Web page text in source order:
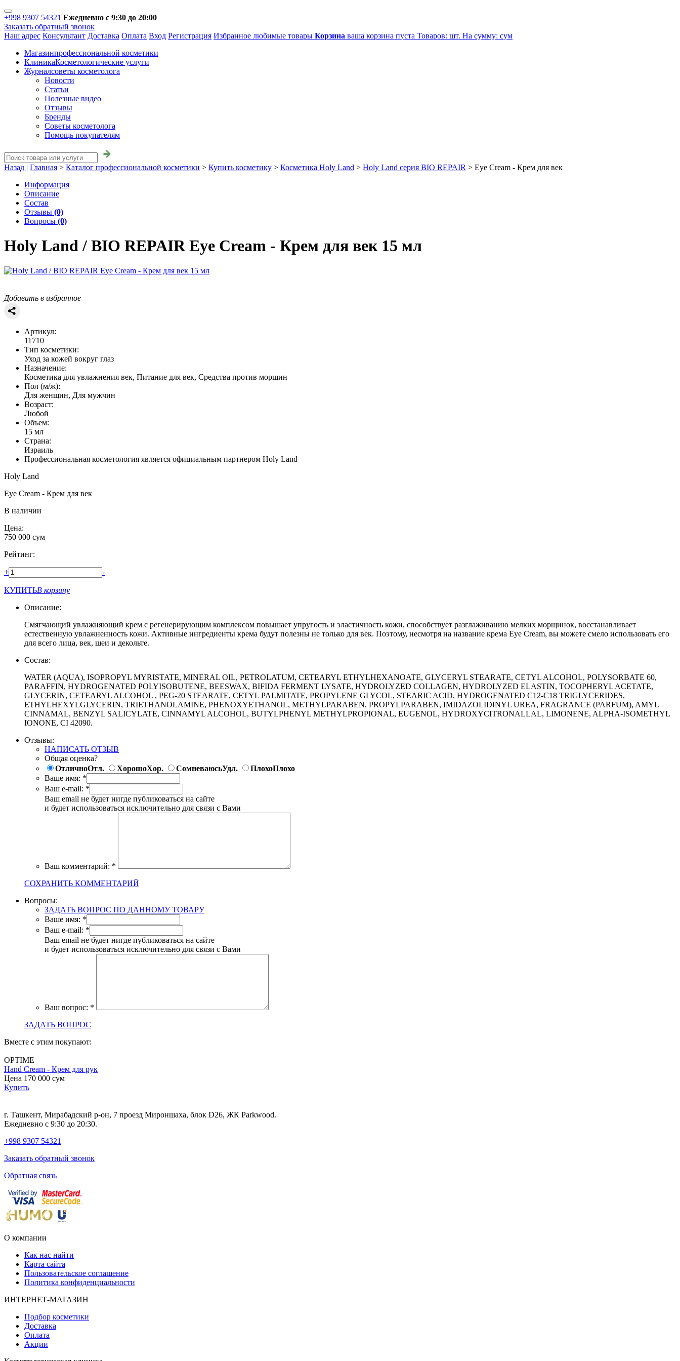
+998 9307 54321 Ежедневно с 9:30 до 20:00
Заказать обратный звонок
Наш адрес Консультант Доставка Оплата Вход Регистрация Избранное любимые товары Корзина ваша корзина пуста Товаров: шт. На сумму: сум
Магазинпрофессиональной косметики
КлиникаКосметологические услуги
Журналсоветы косметолога
Новости
Статьи
Полезные видео
Отзывы
Бренды
Советы косметолога
Помощь покупателям
Назад | Главная > Каталог профессиональной косметики > Купить косметику > Косметика Holy Land > Holy Land серия BIO REPAIR > Eye Cream - Крем для век
Информация
Описание
Состав
Отзывы (0)
Вопросы (0)
Holy Land / BIO REPAIREye Cream - Крем для век 15 мл
Добавить в избранное
Артикул:
11710
Тип косметики:
Уход за кожей вокруг глаз
Назначение:
Косметика для увлажнения век, Питание для век, Средства против морщин
Пол (м/ж):
Для женщин, Для мужчин
Возраст:
Любой
Объем:
15 мл
Страна:
Израиль
Профессиональная косметология является официальным партнером Holy Land
Holy Land
Eye Cream - Крем для век
В наличии
Цена:
750 000 сум
Рейтинг:
+ -
КУПИТЬВ корзину
Описание:
Смягчающий увлажняющий крем с регенерирующим комплексом повышает упругость и эластичность кожи, способствует разглаживанию мелких морщинок, восстанавливает
естественную увлажненность кожи. Активные ингредиенты крема будут полезны не только для век. Поэтому, несмотря на название крема Eye Cream, вы можете смело использовать его
для всего лица, век, шеи и декольте.
Состав:
WATER (AQUA), ISOPROPYL MYRISTATE, MINERAL OIL, PETROLATUM, CETEARYL ETHYLHEXANOATE, GLYCERYL STEARATE, CETYL ALCOHOL, POLYSORBATE 60,
PARAFFIN, HYDROGENATED POLYISOBUTENE, BEESWAX, BIFIDA FERMENT LYSATE, HYDROLYZED COLLAGEN, HYDROLYZED ELASTIN, TOCOPHERYL ACETATE,
GLYCERIN, CETEARYL ALCOHOL , PEG-20 STEARATE, CETYL PALMITATE, PROPYLENE GLYCOL, STEARIC ACID, HYDROGENATED C12-C18 TRIGLYCERIDES,
ETHYLHEXYLGLYCERIN, TRIETHANOLAMINE, PHENOXYETHANOL, METHYLPARABEN, PROPYLPARABEN, IMIDAZOLIDINYL UREA, FRAGRANCE (PARFUM), AMYL
CINNAMAL, BENZYL SALICYLATE, CINNAMYL ALCOHOL, BUTYLPHENYL METHYLPROPIONAL, EUGENOL, HYDROXYCITRONALLAL, LIMONENE, ALPHA-ISOMETHYL
IONONE, CI 42090.
Отзывы:
НАПИСАТЬ ОТЗЫВ
Общая оценка?
ОтличноОтл. ХорошоХор. СомневаюсьУдл. ПлохоПлохо
Ваше имя: *
Ваш e-mail: *
Ваш email не будет нигде публиковаться на сайте
и будет использоваться исключительно для связи с Вами
Ваш комментарий: *
СОХРАНИТЬ КОММЕНТАРИЙ
Вопросы:
ЗАДАТЬ ВОПРОС ПО ДАННОМУ ТОВАРУ
Ваше имя: *
Ваш e-mail: *
Ваш email не будет нигде публиковаться на сайте
и будет использоваться исключительно для связи с Вами
Ваш вопрос: *
ЗАДАТЬ ВОПРОС
Вместе с этим покупают:
OPTIME
Hand Cream - Крем для рук
Цена 170 000 сум
Купить
г. Ташкент, Мирабадский р-он, 7 проезд Мироншаха, блок D26, ЖК Раrkwood.
Ежедневно с 9:30 до 20:30.
+998 9307 54321
Заказать обратный звонок
Обратная связь
О компании
Как нас найти
Карта сайта
Пользовательское соглашение
Политика конфиденциальности
ИНТЕРНЕТ-МАГАЗИН
Подбор косметики
Доставка
Оплата
Акции